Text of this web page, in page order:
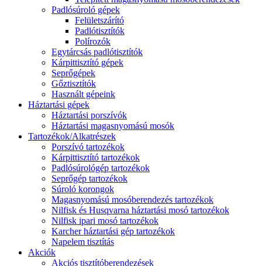
Padlósúroló gépek
Felületszárító
Padlótisztítók
Polírozók
Egytárcsás padlótisztítók
Kárpittisztító gépek
Seprőgépek
Gőztisztítók
Használt gépeink
Háztartási gépek
Háztartási porszívók
Háztartási magasnyomású mosók
Tartozékok/Alkatrészek
Porszívó tartozékok
Kárpittisztító tartozékok
Padlósúrológép tartozékok
Seprőgép tartozékok
Súroló korongok
Magasnyomású mosóberendezés tartozékok
Nilfisk és Husqvarna háztartási mosó tartozékok
Nilfisk ipari mosó tartozékok
Karcher háztartási gép tartozékok
Napelem tisztítás
Akciók
Akciós tisztítóberendezések